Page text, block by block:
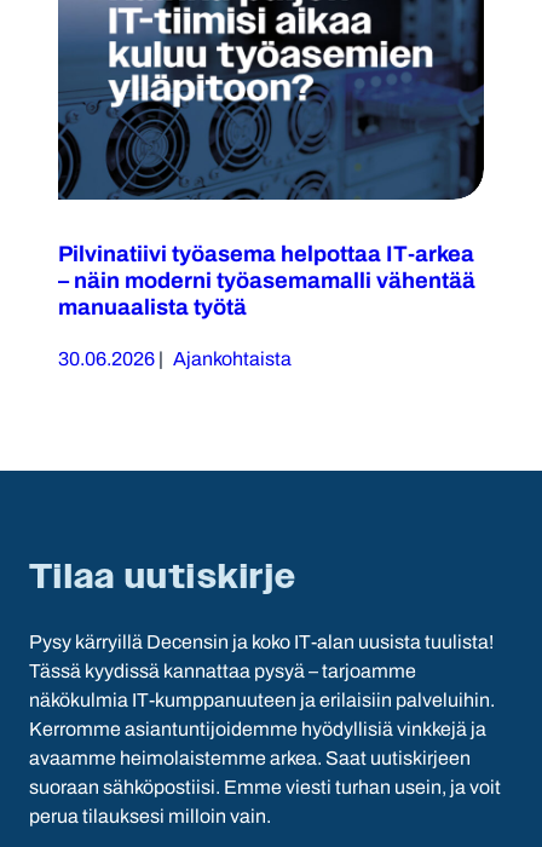
Pilvinatiivi työasema helpottaa IT-arkea
– näin moderni työasemamalli vähentää
manuaalista työtä
30.06.2026| Ajankohtaista
Tilaa uutiskirje
Pysy kärryillä Decensin ja koko IT-alan uusista tuulista!
Tässä kyydissä kannattaa pysyä – tarjoamme
näkökulmia IT-kumppanuuteen ja erilaisiin palveluihin.
Kerromme asiantuntijoidemme hyödyllisiä vinkkejä ja
avaamme heimolaistemme arkea. Saat uutiskirjeen
suoraan sähköpostiisi. Emme viesti turhan usein, ja voit
perua tilauksesi milloin vain.